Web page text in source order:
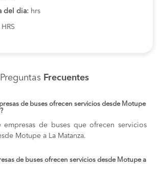
del dia: hrs
Preguntas Frecuentes
de buses ofrecen servicios desde Motupe
empresas de buses que ofrecen servicios
Motupe a La Matanza.
de buses ofrecen servicios desde Motupe a